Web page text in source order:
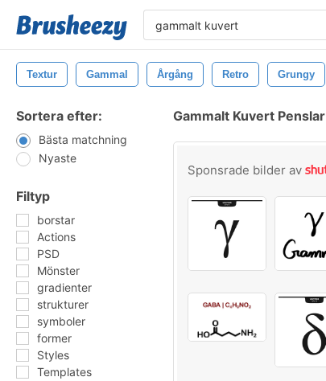
Textur Gammal Årgång Retro Grungy
Sortera efter:
Bästa matchning
Nyaste
Filtyp
borstar
Actions
PSD
Mönster
gradienter
strukturer
symboler
former
Styles
Templates
Gammalt Kuvert Penslar
Sponsrade bilder av